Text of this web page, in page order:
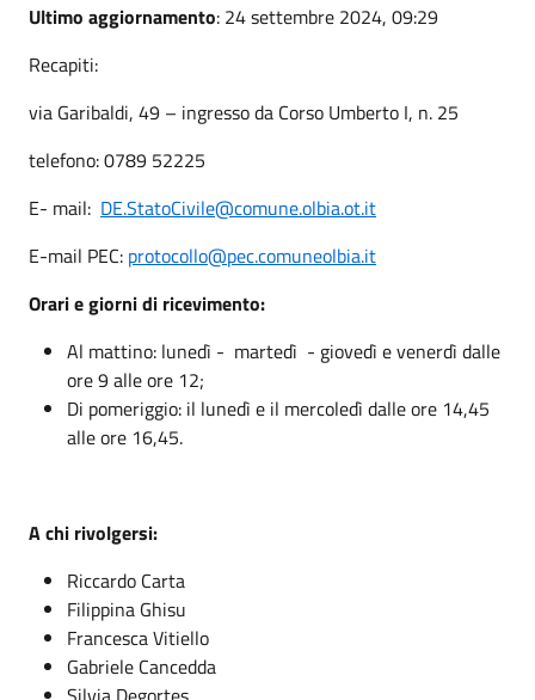
Ultimo aggiornamento: 24 settembre 2024, 09:29
Recapiti:
via Garibaldi, 49 – ingresso da Corso Umberto I, n. 25
telefono: 0789 52225
E- mail: DE.StatoCivile@comune.olbia.ot.it
E-mail PEC: protocollo@pec.comuneolbia.it
Orari e giorni di ricevimento:
Al mattino: lunedì - martedì - giovedì e venerdì dalle
ore 9 alle ore 12;
Di pomeriggio: il lunedì e il mercoledì dalle ore 14,45
alle ore 16,45.
A chi rivolgersi:
Riccardo Carta
Filippina Ghisu
Francesca Vitiello
Gabriele Cancedda